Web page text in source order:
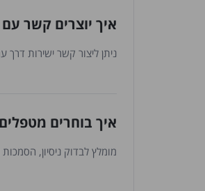
איך יוצרים קשר
ניתן ליצור קשר ישירות דרך
איך בוחרים מטפלים
מומלץ לבדוק ניסיון,